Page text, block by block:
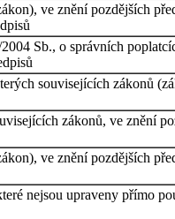
ve znění pozdějších
Sb., o správních
souvisejících zákonů
zákonů, ve znění
ve znění pozdějších
nejsou upraveny přímo